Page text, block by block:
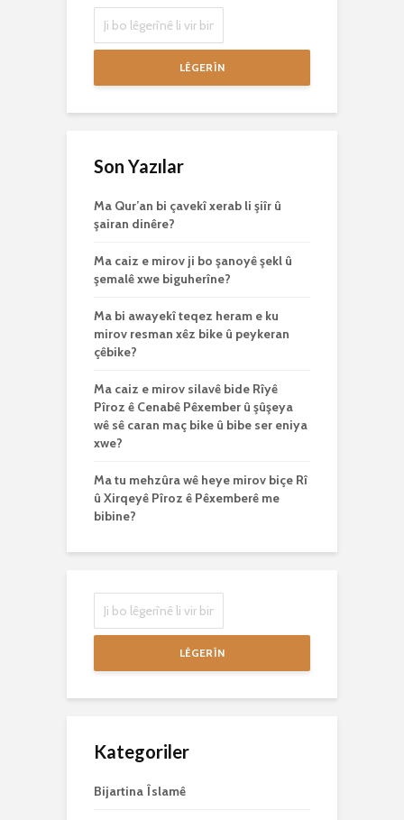
LÊGERÎN
Son Yazılar
Ma Qur’an bi çavekî xerab li şiîr û
şairan dinêre?
Ma caiz e mirov ji bo şanoyê şekl û
şemalê xwe biguherîne?
Ma bi awayekî teqez heram e ku
mirov resman xêz bike û peykeran
çêbike?
Ma caiz e mirov silavê bide Rîyê
Pîroz ê Cenabê Pêxember û şûşeya
wê sê caran maç bike û bibe ser eniya
xwe?
Ma tu mehzûra wê heye mirov biçe Rî
û Xirqeyê Pîroz ê Pêxemberê me
bibine?
LÊGERÎN
Kategoriler
Bijartina Îslamê